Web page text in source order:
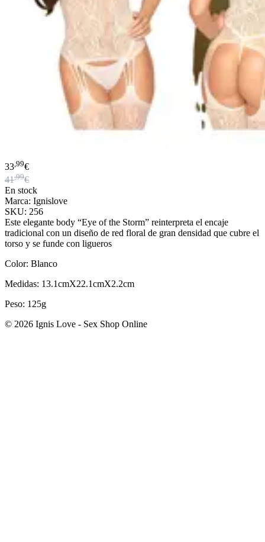
33 ,99€
41,99€
En stock
Marca: Ignislove
SKU: 256
Este elegante body “Eye of the Storm” reinterpreta el encaje
tradicional con un diseño de red floral de gran densidad que cubre el
torso y se funde con ligueros
Color: Blanco
Medidas: 13.1cmX22.1cmX2.2cm
Peso: 125g
© 2026 Ignis Love - Sex Shop Online